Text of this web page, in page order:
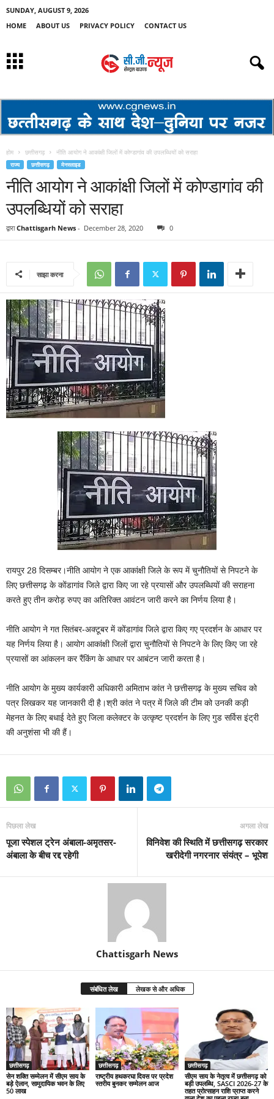
SUNDAY, AUGUST 9, 2026
HOME
ABOUT US PRIVACY POLICY CONTACT US
होम छत्तीसगढ़ नीति आयोग ने आकांक्षी जिलों में कोण्डागांव की उपलब्धियों को सराहा
राज्य छत्तीसगढ़ मेनस्लाइड
नीति आयोग ने आकांक्षी जिलों में कोण्डागांव की
उपलब्धियों को सराहा
द्वारा Chattisgarh News - December 28, 2020 0
साझा करना
रायपुर 28 दिसम्बर।नीति आयोग ने एक आकांक्षी जिले के रूप में चुनौतियों से निपटने के
लिए छत्तीसगढ़ के कोंडागांव जिले द्वारा किए जा रहे प्रयासों और उपलब्धियों की सराहना
करते हुए तीन करोड़ रुपए का अतिरिक्त आवंटन जारी करने का निर्णय लिया है।
नीति आयोग ने गत सितंबर-अक्टूबर में कोंडागांव जिले द्वारा किए गए प्रदर्शन के आधार पर
यह निर्णय लिया है। आयोग आकांक्षी जिलों द्वारा चुनौतियों से निपटने के लिए किए जा रहे
प्रयासों का आंकलन कर रैंकिंग के आधार पर आबंटन जारी करता है।
नीति आयोग के मुख्य कार्यकारी अधिकारी अमिताभ कांत ने छत्तीसगढ़ के मुख्य सचिव को
पत्र लिखकर यह जानकारी दी है।श्री कांत ने पत्र में जिले की टीम को उनकी कड़ी
मेहनत के लिए बधाई देते हुए जिला कलेक्टर के उत्कृष्ट प्रदर्शन के लिए गुड सर्विस इंट्री
की अनुशंसा भी की हैं।
पिछला लेख
पूजा स्पेशल ट्रेन अंबाला-अमृतसर-
अंबाला के बीच रद्द रहेगी
अगला लेख
विनिवेश की स्थिति में छत्तीसगढ़ सरकार
खरीदेगी नगरनार संयंत्र – भूपेश
Chattisgarh News
संबंधित लेख लेखक से और अधिक
छत्तीसगढ़
सेन शक्ति सम्मेलन में सीएम साय के
बड़े ऐलान, सामुदायिक भवन के लिए
50 लाख
छत्तीसगढ़
राष्ट्रीय हथकरघा दिवस पर प्रदेश
स्तरीय बुनकर सम्मेलन आज
छत्तीसगढ़
सीएम साय के नेतृत्व में छत्तीसगढ़ को
बड़ी उपलब्धि, SASCI 2026-27 के
तहत प्रोत्साहन राशि प्राप्त करने